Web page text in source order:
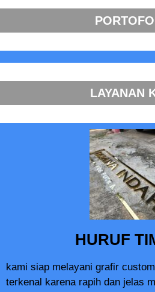
LAYANAN
HURUF
kami siap melayani grafir
terkenal karena rapih dan jelas